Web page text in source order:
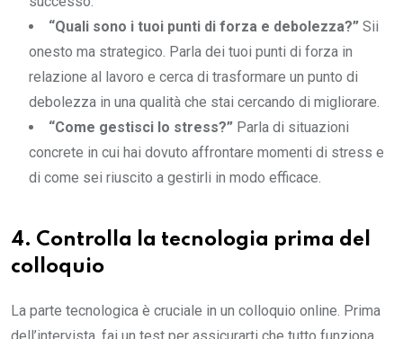
“Quali sono i tuoi punti di forza e debolezza?” Sii
onesto ma strategico. Parla dei tuoi punti di forza in
relazione al lavoro e cerca di trasformare un punto di
debolezza in una qualità che stai cercando di migliorare.
“Come gestisci lo stress?” Parla di situazioni
concrete in cui hai dovuto affrontare momenti di stress e
di come sei riuscito a gestirli in modo efficace.
4. Controlla la tecnologia prima del
colloquio
La parte tecnologica è cruciale in un colloquio online. Prima